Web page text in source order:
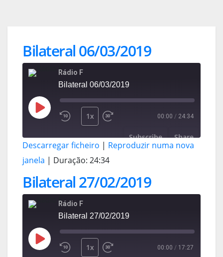
Bilateral 06/03/2019
Rádio F
Bilateral 06/03/2019
1x 00:00 / 24:34
Subscribe Share
SHARE
LINK
EMBED
Descarregar ficheiro | Reproduzir numa nova
janela | Duração: 24:34
Bilateral 27/02/2019
Rádio F
Bilateral 27/02/2019
1x 00:00 / 17:27